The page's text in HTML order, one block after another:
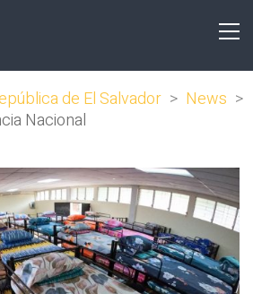
de El Salvador > News >
Nacional